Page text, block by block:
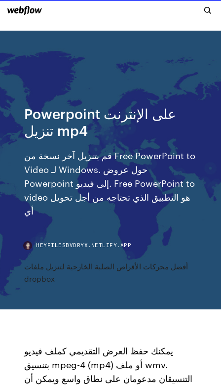
Powerpoint على الإنترنت
تنزيل mp4
قم بتنزيل آخر نسخة من Free PowerPoint to
Video لـ Windows. حول عروض
Powerpoint إلى فيديو. Free PowerPoint to
video هو التطبيق الذي تحتاجه من أجل تحويل
أي
HEYFILESBVDRYX.NETLIFY.APP
أفضل محركات الأقراص الصلبة الخارجية لتنزيل ملفات
dropbox
يمكنك حفظ العرض التقديمي كملف فيديو
بتنسيق mpeg-4 (mp4) أو ملف wmv.
التنسيقان مدعومان على نطاق واسع ويمكن أن